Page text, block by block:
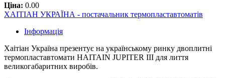
Ціна: 0.00
ХАІТІАН УКРАЇНА - постачальник термопластавтоматів
Інформація
Хаітіан Україна презентує на українському ринку двоплитні
термопластавтомати HAITAIN JUPITER III для лиття
великогабаритних виробів.